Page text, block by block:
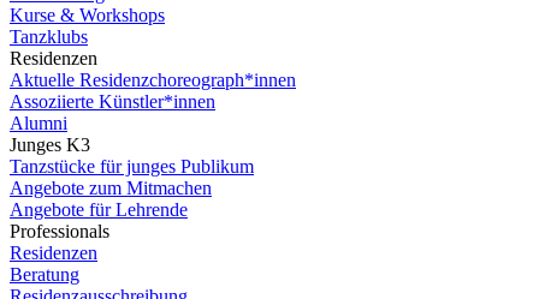
Kurse & Workshops
Tanzklubs
Residenzen
Aktuelle Residenzchoreograph*innen
Assoziierte Künstler*innen
Alumni
Junges K3
Tanzstücke für junges Publikum
Angebote zum Mitmachen
Angebote für Lehrende
Professionals
Residenzen
Beratung